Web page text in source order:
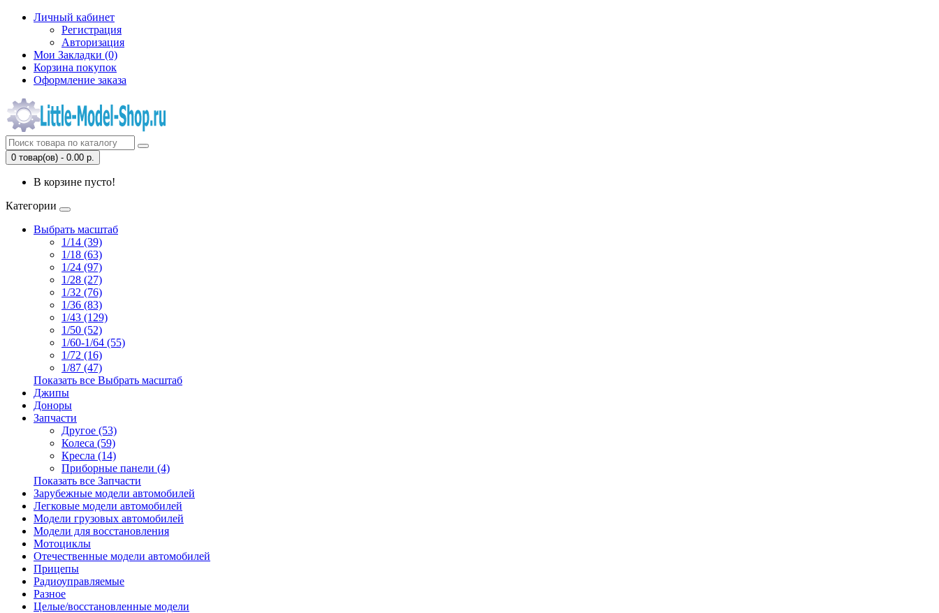
Личный кабинет
Регистрация
Авторизация
Мои Закладки (0)
Корзина покупок
Оформление заказа
0 товар(ов) - 0.00 р.
В корзине пусто!
Категории
Выбрать масштаб
1/14 (39)
1/18 (63)
1/24 (97)
1/28 (27)
1/32 (76)
1/36 (83)
1/43 (129)
1/50 (52)
1/60-1/64 (55)
1/72 (16)
1/87 (47)
Показать все Выбрать масштаб
Джипы
Доноры
Запчасти
Другое (53)
Колеса (59)
Кресла (14)
Приборные панели (4)
Показать все Запчасти
Зарубежные модели автомобилей
Легковые модели автомобилей
Модели грузовых автомобилей
Модели для восстановления
Мотоциклы
Отечественные модели автомобилей
Прицепы
Радиоуправляемые
Разное
Целые/восстановленные модели